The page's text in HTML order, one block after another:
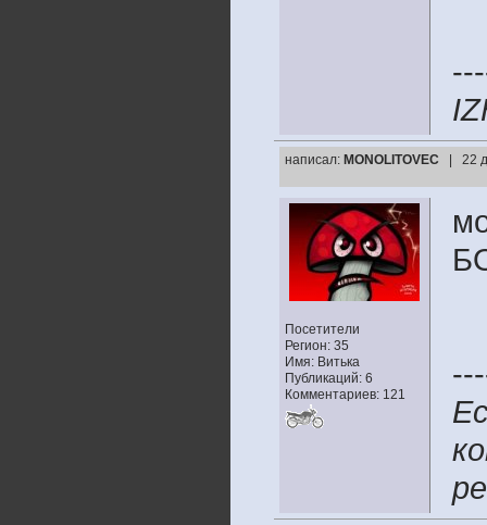
написал: MONOLITOVEC | 22
Посетители
Регион: 35
Имя: Витька
Публикаций: 6
Комментариев: 121